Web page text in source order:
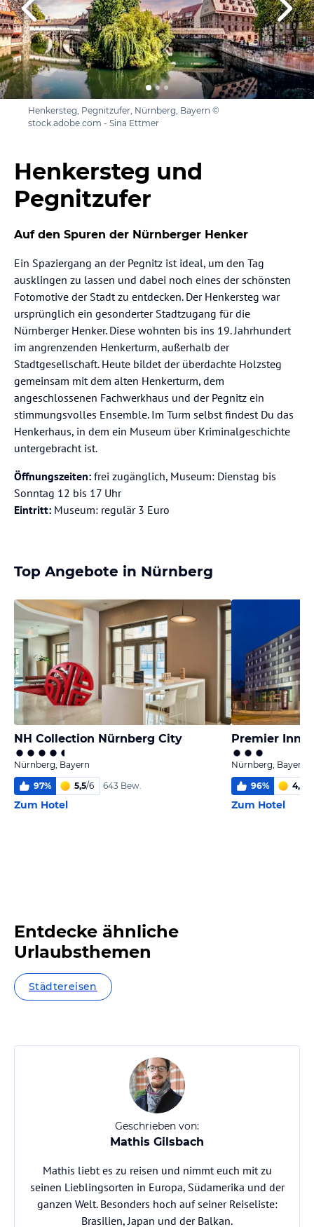
Henkersteg, Pegnitzufer, Nürnberg, Bayern ©
stock.adobe.com - Sina Ettmer
Henkersteg und
Pegnitzufer
Auf den Spuren der Nürnberger Henker
Ein Spaziergang an der Pegnitz ist ideal, um den Tag
ausklingen zu lassen und dabei noch eines der schönsten
Fotomotive der Stadt zu entdecken. Der Henkersteg war
ursprünglich ein gesonderter Stadtzugang für die
Nürnberger Henker. Diese wohnten bis ins 19. Jahrhundert
im angrenzenden Henkerturm, außerhalb der
Stadtgesellschaft. Heute bildet der überdachte Holzsteg
gemeinsam mit dem alten Henkerturm, dem
angeschlossenen Fachwerkhaus und der Pegnitz ein
stimmungsvolles Ensemble. Im Turm selbst findest Du das
Henkerhaus, in dem ein Museum über Kriminalgeschichte
untergebracht ist.
Öffnungszeiten: frei zugänglich, Museum: Dienstag bis
Sonntag 12 bis 17 Uhr
Eintritt: Museum: regulär 3 Euro
Top Angebote in Nürnberg
NH Collection Nürnberg City
Nürnberg, Bayern
97% 5,5/6 643 Bew.
Zum Hotel
Premier Inn
Nürnberg, Bayern
96% 4,9
Zum Hotel
Entdecke ähnliche
Urlaubsthemen
Städtereisen
Geschrieben von:
Mathis Gilsbach
Mathis liebt es zu reisen und nimmt euch mit zu
seinen Lieblingsorten in Europa, Südamerika und der
ganzen Welt. Besonders hoch auf seiner Reiseliste:
Brasilien, Japan und der Balkan.